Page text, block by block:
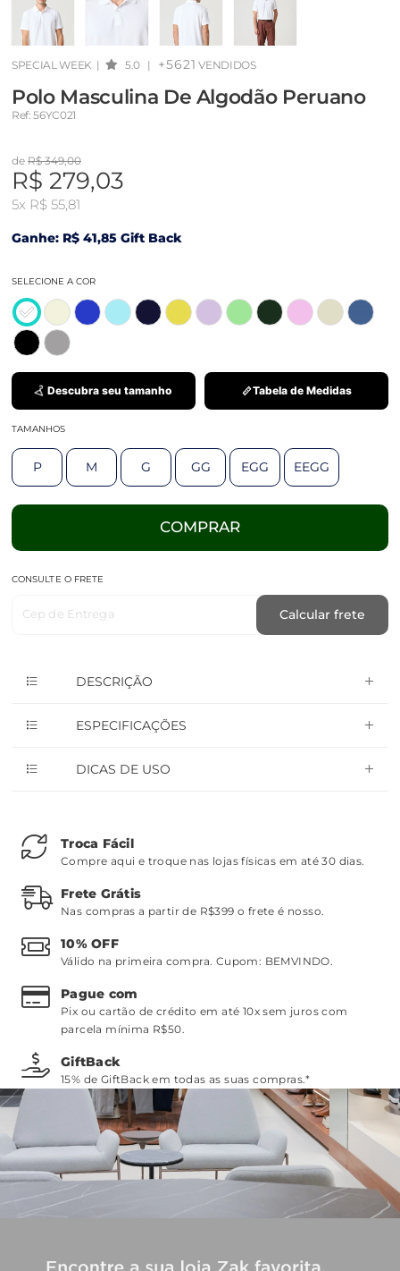
SPECIAL WEEK | 5.0 | +5621 VENDIDOS
Polo Masculina De Algodão Peruano
Ref: 56YC021
de R$ 349,00
R$ 279,03
5x R$ 55,81
Ganhe: R$ 41,85 Gift Back
SELECIONE A COR
Descubra seu tamanho Tabela de Medidas
TAMANHOS
P M G GG EGG EEGG
COMPRAR
CONSULTE O FRETE
Cep de Entrega Calcular frete
DESCRIÇÃO
ESPECIFICAÇÕES
DICAS DE USO
Troca Fácil
Compre aqui e troque nas lojas físicas em até 30 dias.
Frete Grátis
Nas compras a partir de R$399 o frete é nosso.
10% OFF
Válido na primeira compra. Cupom: BEMVINDO.
Pague com
Pix ou cartão de crédito em até 10x sem juros com
parcela mínima R$50.
GiftBack
15% de GiftBack em todas as suas compras.*